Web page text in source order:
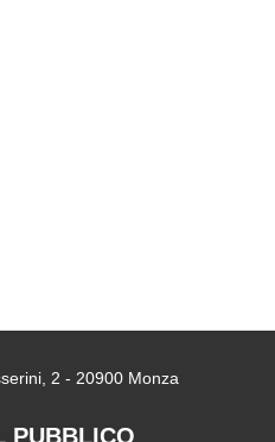
2 - 20900 Monza
PUBBLICO